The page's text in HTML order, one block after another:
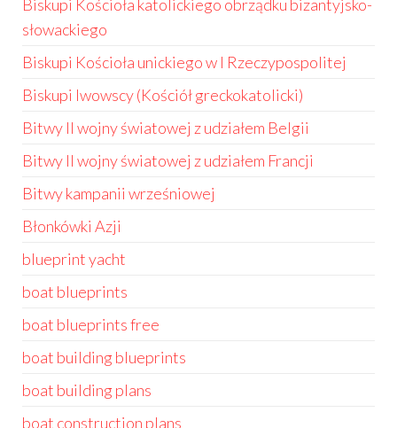
Biskupi Kościoła katolickiego obrządku bizantyjsko-
słowackiego
Biskupi Kościoła unickiego w I Rzeczypospolitej
Biskupi lwowscy (Kościół greckokatolicki)
Bitwy II wojny światowej z udziałem Belgii
Bitwy II wojny światowej z udziałem Francji
Bitwy kampanii wrześniowej
Błonkówki Azji
blueprint yacht
boat blueprints
boat blueprints free
boat building blueprints
boat building plans
boat construction plans